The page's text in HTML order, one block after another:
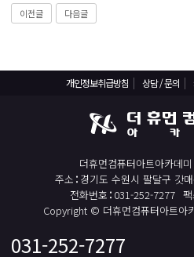
이전글 다음글
개인정보취급방침 상담 / 문의
더휴먼컴퓨터아트아카데미
주소 경기도 수원시 팔달구 갓
전화번호 031-252-7277
Copyright © 더휴먼컴퓨터아트아
031-252-7277
디지털컨버전스 자바(JAVA)개발자(전자정부 프레
전기기능사(필기+실기) 자격증 취득과정
포토샵 자격증 취득과정(GTQ1급)
일러스트 자격증 취득과정(GTQi 1급)
전산회계 1급 / FAT 1급 자격증 취득과정
전산세무 2급 / TAT 2급 자격증 취득과정